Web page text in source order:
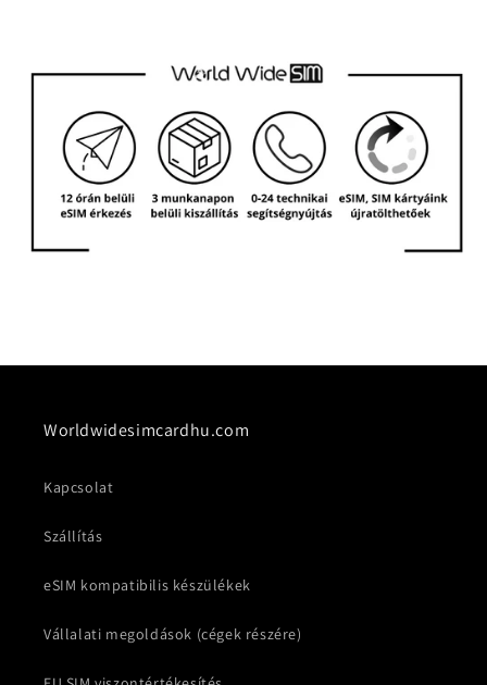
Worldwidesimcardhu.com
Kapcsolat
Szállítás
eSIM kompatibilis készülékek
Vállalati megoldások (cégek részére)